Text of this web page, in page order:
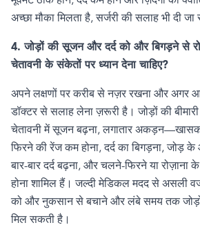
अच्छा मौका मिलता है,सर्जरी की सलाह भी दी
4.जोड़ों की सूजन और दर्द को और बिगड़ने से
चेतावनी के संकेतों पर ध्यान देना चाहिए?
अपने लक्षणों पर करीब से नज़र रखना और अगर
डॉक्टर से सलाह लेना ज़रूरी है। जोड़ों की
चेतावनी में सूजन बढ़ना,लगातार
फिरने की रेंज कम होना,दर्द का बिगड़ना,जोड़ के
बार-बार दर्द बढ़ना, और चलने-फिरने या रोज़ाना
होना शामिल हैं। जल्दी मेडिकल मदद से असली
को और नुकसान से बचाने और लंबे समय तक
मिल सकती है।